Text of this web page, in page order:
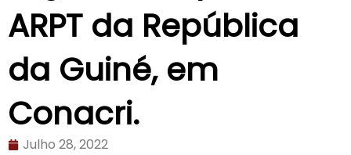
ARPT da República
da Guiné, em
Conacri.
Julho 28, 2022